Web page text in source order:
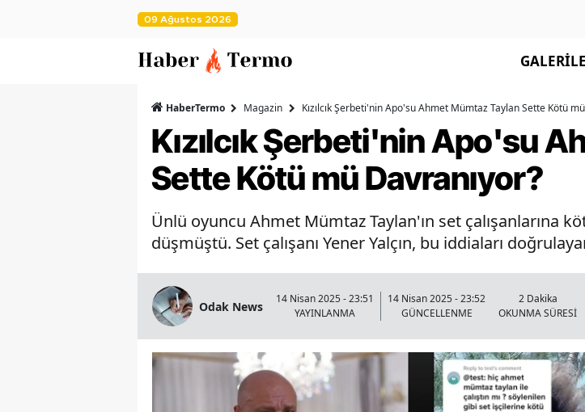
09 Ağustos 2026
HaberTermo Magazin Kızılcık Şerbeti'nin Apo'su Ahmet Mümtaz Taylan Sette Kötü
Kızılcık Şerbeti'nin Apo'su
Sette Kötü mü Davranıyor?
Ünlü oyuncu Ahmet Mümtaz Taylan'ın set çalışanlarına
düşmüştü. Set çalışanı Yener Yalçın, bu iddiaları
Odak News
14 Nisan 2025 - 23:51
YAYINLANMA
14 Nisan 2025 - 23:52
GÜNCELLENME
2 Dakika
OKUNMA SÜRESİ